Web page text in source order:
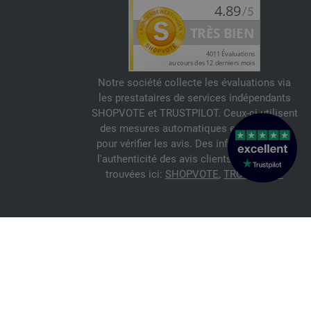
Notre société collecte les évaluations via
les prestataires de services indépendants
SHOPVOTE et TRUSTPILOT. Ceux-ci utilisent
des mesures automatiques et manuelles
pour vérifier les avis. Des informations sur
l'authenticité des avis clients peuvent être
trouvées ici: SHOPVOTE, TRUSTPILOT